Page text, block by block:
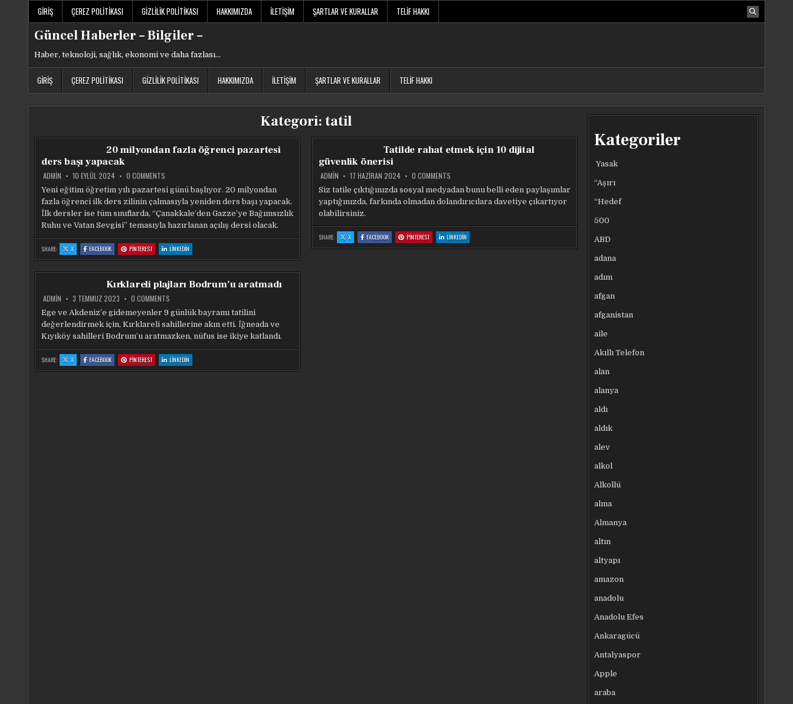
GIRIŞ ÇEREZ POLITIKASI GIZLILIK POLITIKASI HAKKIMIZDA İLETIŞIM ŞARTLAR VE KURALLAR TELIF HAKKI
Güncel Haberler – Bilgiler –
Haber, teknoloji, sağlık, ekonomi ve daha fazlası…
GIRIŞ ÇEREZ POLITIKASI GIZLILIK POLITIKASI HAKKIMIZDA İLETIŞIM ŞARTLAR VE KURALLAR TELIF HAKKI
Kategori:tatil
20 milyondan fazla öğrenci pazartesi
ders başı yapacak
ADMIN 10 EYLÜL 2024 0 COMMENTS
MILYONDAN
FAZLA
ÖĞRENCI
PAZARTESI
DERS
BAŞI
Yeni eğitim öğretim yılı pazartesi günü başlıyor. 20 milyondan
fazla öğrenci ilk ders zilinin çalmasıyla yeniden ders başı yapacak.
İlk dersler ise tüm sınıflarda, “Çanakkale’den Gazze’ye Bağımsızlık
Ruhu ve Vatan Sevgisi” temasıyla hazırlanan açılış dersi olacak.
SHARE: X:
20
MILYONDAN
ÖĞRENCI
YAPACAK
FACEBOOK:
20
MILYONDAN
ÖĞRENCI
DERS
BAŞI
YAPACAK
PINTEREST:
20
MILYONDAN
ÖĞRENCI
DERS
BAŞI
YAPACAK
LINKEDIN
20
MILYONDAN
ÖĞRENCI
DERS
BAŞI
Tatilde rahat etmek için 10 dijital
güvenlik önerisi
ADMIN 17 HAZIRAN 2024 0 COMMENTSON
TATILDE
RAHAT
ETMEK
IÇIN
GÜVENLIK
ÖNERISI
Siz tatile çıktığınızda sosyal medyadan bunu belli eden paylaşımlar
yaptığınızda, farkında olmadan dolandırıcılara davetiye çıkartıyor
olabilirsiniz.
SHARE: X:
TATILDE
RAHAT
FACEBOOK:
TATILDE
RAHAT
PINTEREST:
TATILDE
RAHAT
LINKEDIN:
TATILDE
RAHAT
Kırklareli plajları Bodrum’u aratmadı
ADMIN 3 TEMMUZ 2023 0 COMMENTS
PLAJLARI
BODRUM’U
ARATMADI
Ege ve Akdeniz’e gidemeyenler 9 günlük bayramı tatilini
değerlendirmek için, Kırklareli sahillerine akın etti. İğneada ve
Kıyıköy sahilleri Bodrum’u aratmazken, nüfus ise ikiye katlandı.
SHARE: X:
KIRKLARELI
PLAJLARI
FACEBOOK:
KIRKLARELI
PLAJLARI
PINTEREST:
KIRKLARELI
PLAJLARI
LINKEDIN
KIRKLARELI
PLAJLARI
Kategoriler
Yasak
“Aşırı
“Hedef
500
ABD
adana
adım
afgan
afganistan
aile
Akıllı Telefon
alan
alanya
aldı
aldık
alev
alkol
Alkollü
alma
Almanya
altın
altyapı
amazon
anadolu
Anadolu Efes
Ankaragücü
Antalyaspor
Apple
araba